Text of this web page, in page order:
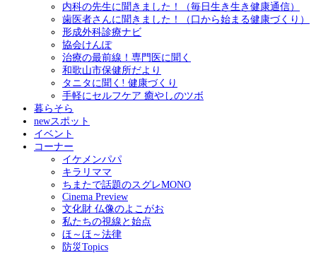
内科の先生に聞きました！（毎日生き生き健康通信）
歯医者さんに聞きました！（口から始まる健康づくり）
形成外科診療ナビ
協会けんぽ
治療の最前線！専門医に聞く
和歌山市保健所だより
タニタに聞く! 健康づくり
手軽にセルフケア 癒やしのツボ
暮らそら
newスポット
イベント
コーナー
イケメンパパ
キラリママ
ちまたで話題のスグレMONO
Cinema Preview
文化財 仏像のよこがお
私たちの視線と始点
ほ～ほ～法律
防災Topics